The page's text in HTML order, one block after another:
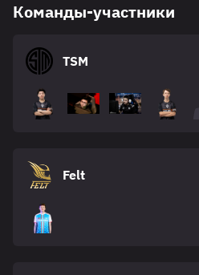
Команды-участники
TSM
Felt